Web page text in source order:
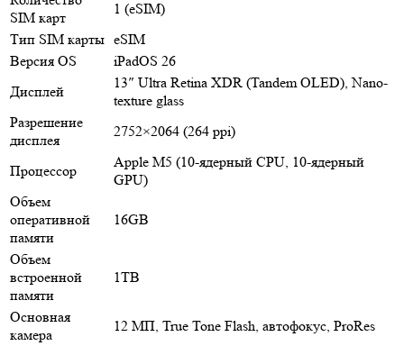
SIM карт
1 (eSIM)
Тип SIM карты eSIM
Версия OS
iPadOS 26
Дисплей
13″ Ultra Retina XDR (Tandem OLED), Nano-
texture glass
Разрешение
дисплея
2752×2064 (264 ppi)
Процессор
Apple M5 (10‑ядерный CPU, 10‑ядерный
GPU)
Объем
оперативной
памяти
16GB
Объем
встроенной
памяти
1TB
Основная
камера
12 МП, True Tone Flash, автофокус, ProRes